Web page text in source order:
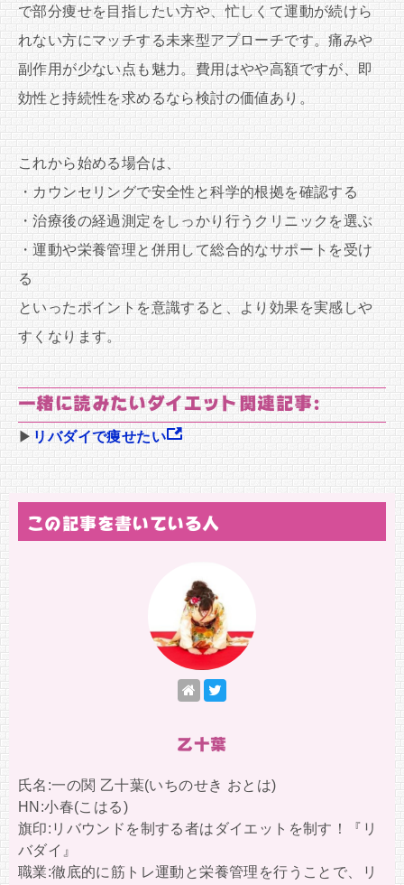
で部分痩せを目指したい方や、忙しくて運動が続けら
れない方にマッチする未来型アプローチです。痛みや
副作用が少ない点も魅力。費用はやや高額ですが、即
効性と持続性を求めるなら検討の価値あり。
これから始める場合は、
・カウンセリングで安全性と科学的根拠を確認する
・治療後の経過測定をしっかり行うクリニックを選ぶ
・運動や栄養管理と併用して総合的なサポートを受け
る
といったポイントを意識すると、より効果を実感しや
すくなります。
一緒に読みたいダイエット関連記事:
▶ リバダイで痩せたい
この記事を書いている人
乙十葉
氏名:一の関 乙十葉(いちのせき おとは)
HN:小春(こはる)
旗印:リバウンドを制する者はダイエットを制す！『リ
バダイ』
職業:徹底的に筋トレ運動と栄養管理を行うことで、リ